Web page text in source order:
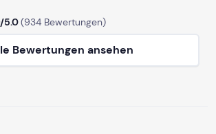
5.0(934 Bewertungen)
Bewertungen ansehen